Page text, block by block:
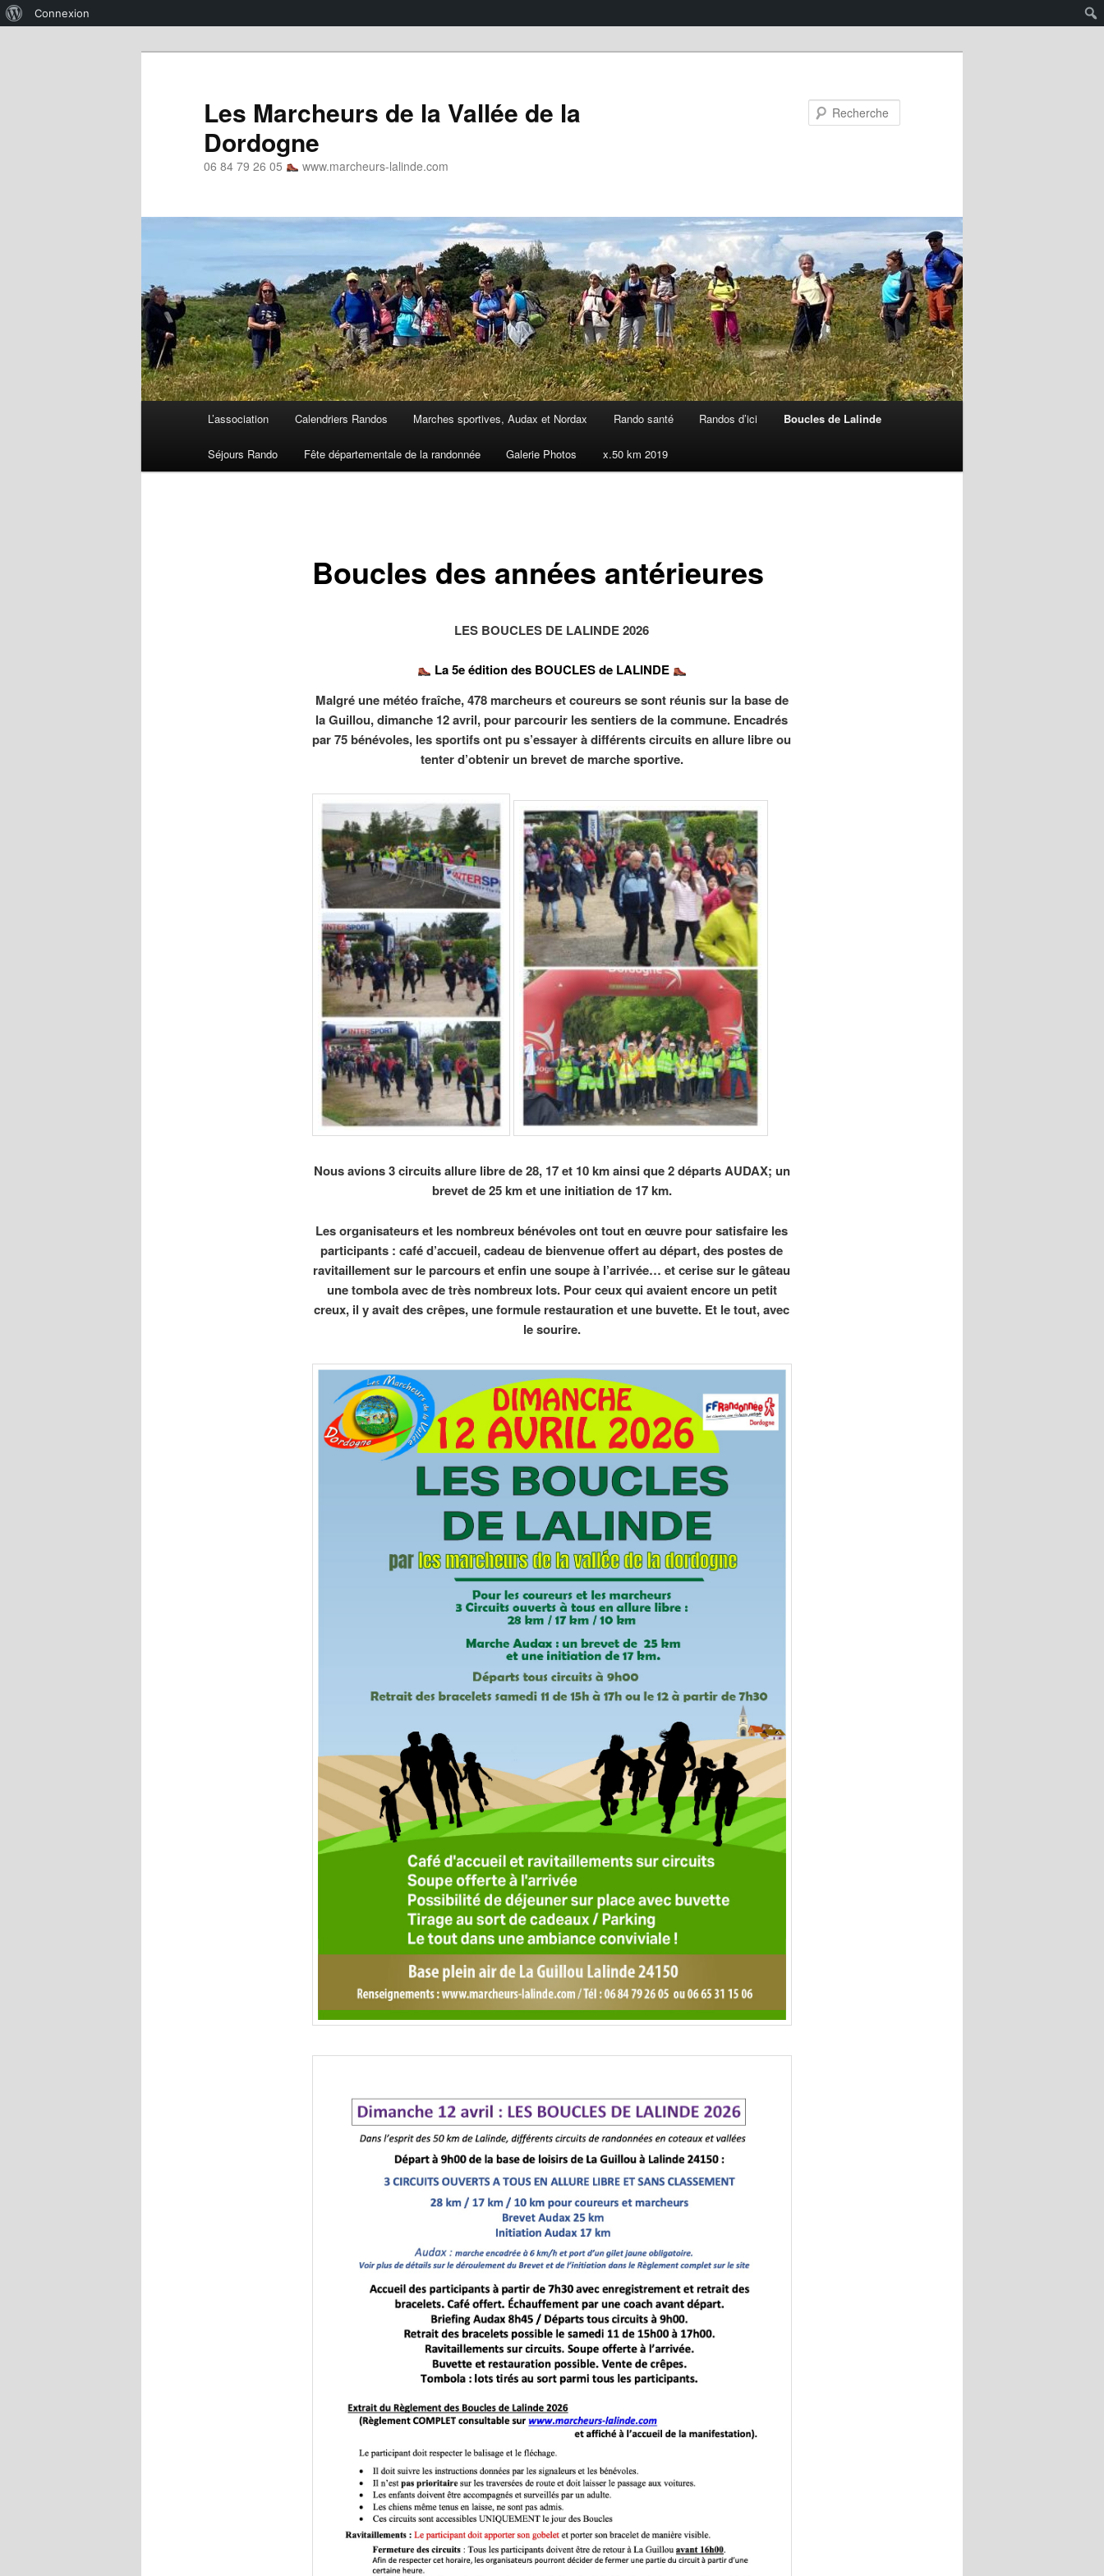
Connexion
Les Marcheurs de la Vallée de la
Dordogne
06 84 79 26 05 www.marcheurs-lalinde.com
L’association Calendriers Randos Marches sportives, Audax et Nordax Rando santé Randos d’ici Boucles de Lalinde
Séjours Rando Fête départementale de la randonnée Galerie Photos x.50 km 2019
Boucles des années antérieures
LES BOUCLES DE LALINDE 2026
La 5e édition des BOUCLES de LALINDE
Malgré une météo fraîche, 478 marcheurs et coureurs se sont réunis sur la base de
la Guillou, dimanche 12 avril, pour parcourir les sentiers de la commune. Encadrés
par 75 bénévoles, les sportifs ont pu s’essayer à différents circuits en allure libre ou
tenter d’obtenir un brevet de marche sportive.
Nous avions 3 circuits allure libre de 28, 17 et 10 km ainsi que 2 départs AUDAX; un
brevet de 25 km et une initiation de 17 km.
Les organisateurs et les nombreux bénévoles ont tout en œuvre pour satisfaire les
participants : café d’accueil, cadeau de bienvenue offert au départ, des postes de
ravitaillement sur le parcours et enfin une soupe à l’arrivée… et cerise sur le gâteau
une tombola avec de très nombreux lots. Pour ceux qui avaient encore un petit
creux, il y avait des crêpes, une formule restauration et une buvette. Et le tout, avec
le sourire.